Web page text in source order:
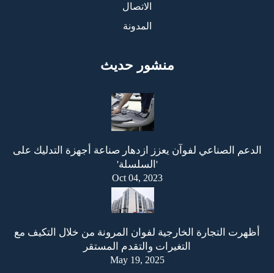
الاتصال
المدونة
منشور حديث
الدعم الصناعي لفوآن يعزز ازدهار صناعة أجهزة التدليك على
'السلسلة'
Oct 04, 2023
أظهرت التجارة الخارجية لفوان المرونة من خلال التكيف مع
التغيرات والتقدم المستقر
May 19, 2025